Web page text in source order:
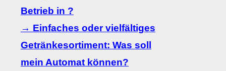
Betrieb in ?
→ Einfaches oder vielfältiges
Getränkesortiment: Was soll
mein Automat können?